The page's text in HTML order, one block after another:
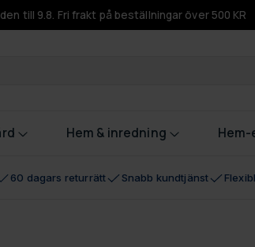
till 9.8. Fri frakt på beställningar över 500 KR
Hem & inredning
60 dagars returrätt Snabb kundtjänst